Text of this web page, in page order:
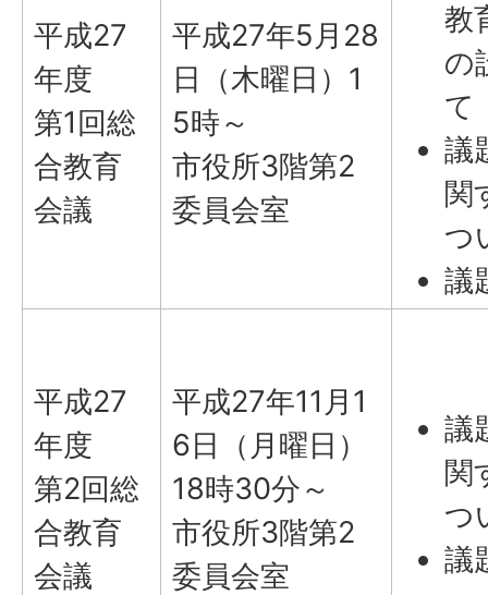
平成27
年度
第1回総
合教育
会議
平成27年5月28
日（木曜日）1
5時～
市役所3階第2
委員会室
教
の
て
議
関
つ
議
平成27
年度
第2回総
合教育
会議
平成27年11月1
6日（月曜日）
18時30分～
市役所3階第2
委員会室
議
関
つ
議